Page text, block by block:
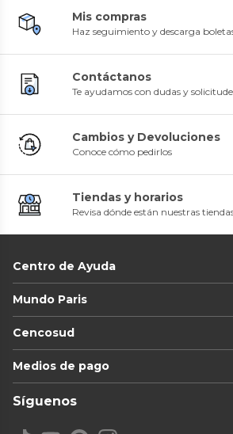
Mis compras
Haz seguimiento y descarga
Contáctanos
Te ayudamos con dudas y
Cambios y Devoluciones
Conoce cómo pedirlos
Tiendas y horarios
Revisa dónde están nuestras
Centro de Ayuda
Mundo Paris
Cencosud
Medios de pago
Síguenos